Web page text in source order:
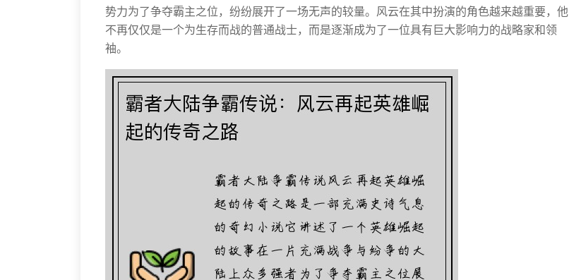
势力为了争夺霸主之位，纷纷展开了一场无声的较量。风云在其中扮演的角色越来越重要，他
不再仅仅是一个为生存而战的普通战士，而是逐渐成为了一位具有巨大影响力的战略家和领
袖。